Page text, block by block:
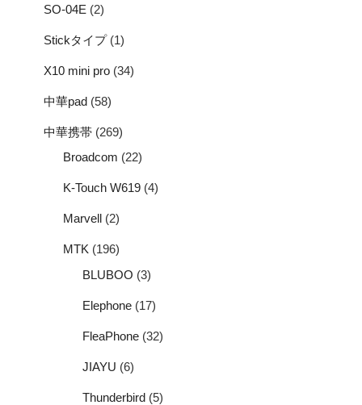
SO-04E (2)
Stickタイプ(1)
X10 mini pro (34)
中華pad (58)
中華携帯 (269)
Broadcom (22)
K-Touch W619 (4)
Marvell (2)
MTK (196)
BLUBOO (3)
Elephone (17)
FleaPhone (32)
JIAYU (6)
Thunderbird (5)